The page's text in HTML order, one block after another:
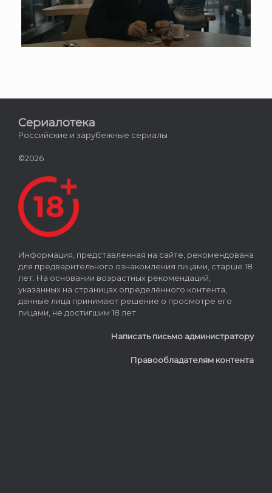
Сериалотека
Российские и зарубежные сериалы
©2026
Информация, представленная на сайте, рекомендована
для предварительного ознакомления лицами, старше 18
лет. На основании возрастных рекомендаций,
указанных на страницах определённого контента,
данные лица принимают решение о просмотре его
лицами, не достигшим 18 лет.
Написать письмо администратору
Правообладателям контента